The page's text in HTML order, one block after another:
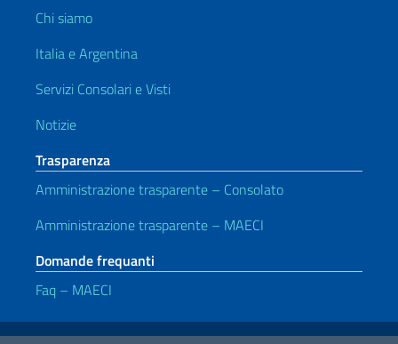
Chi siamo
Italia e Argentina
Servizi Consolari e Visti
Notizie
Trasparenza
Amministrazione trasparente – Consolato
Amministrazione trasparente – MAECI
Domande frequanti
Faq – MAECI
Link Utili